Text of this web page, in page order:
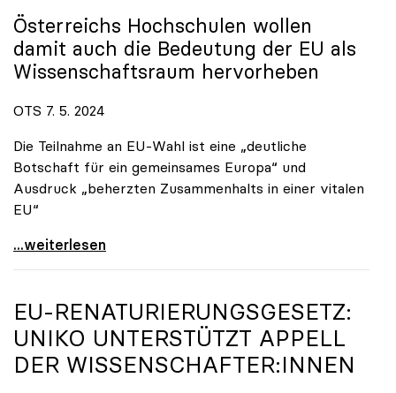
Österreichs Hochschulen wollen
damit auch die Bedeutung der EU als
Wissenschaftsraum hervorheben
OTS 7. 5. 2024
Die Teilnahme an EU-Wahl ist eine „deutliche
Botschaft für ein gemeinsames Europa“ und
Ausdruck „beherzten Zusammenhalts in einer vitalen
EU“
„Hochschulen wählen Europa“: Gemeinsame Kampagne
...weiterlesen
EU-RENATURIERUNGSGESETZ:
UNIKO UNTERSTÜTZT APPELL
DER WISSENSCHAFTER:INNEN